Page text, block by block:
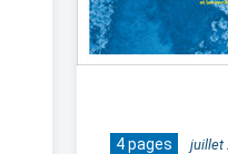
4 pages juillet